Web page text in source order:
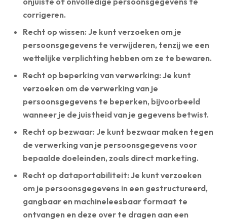
corrigeren.
Recht op wissen: Je kunt verzoeken om je
persoonsgegevens te verwijderen, tenzij we een
wettelijke verplichting hebben om ze te bewaren.
Recht op beperking van verwerking: Je kunt
verzoeken om de verwerking van je
persoonsgegevens te beperken, bijvoorbeeld
wanneer je de juistheid van je gegevens betwist.
Recht op bezwaar: Je kunt bezwaar maken tegen
de verwerking van je persoonsgegevens voor
bepaalde doeleinden, zoals direct marketing.
Recht op dataportabiliteit: Je kunt verzoeken
om je persoonsgegevens in een gestructureerd,
gangbaar en machineleesbaar formaat te
ontvangen en deze over te dragen aan een